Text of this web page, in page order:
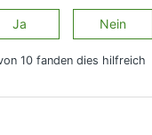
Ja Nein
10 fanden dies hilfreich